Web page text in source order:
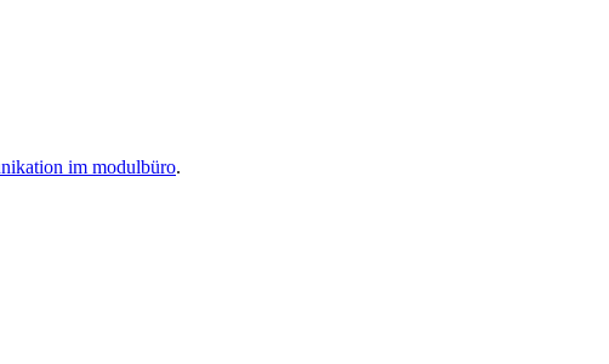
im modulbüro.